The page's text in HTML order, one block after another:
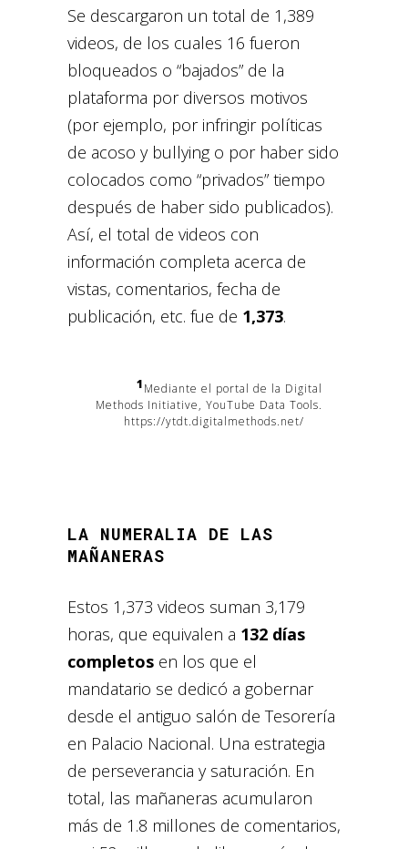
Se descargaron un total de 1,389
videos, de los cuales 16 fueron
bloqueados o “bajados” de la
plataforma por diversos motivos
(por ejemplo, por infringir políticas
de acoso y bullying o por haber sido
colocados como “privados” tiempo
después de haber sido publicados).
Así, el total de videos con
información completa acerca de
vistas, comentarios, fecha de
publicación, etc. fue de 1,373.
1Mediante el portal de la Digital
Methods Initiative, YouTube Data Tools.
https://ytdt.digitalmethods.net/
LA NUMERALIA DE LAS
MAÑANERAS
Estos 1,373 videos suman 3,179
horas, que equivalen a 132 días
completos en los que el
mandatario se dedicó a gobernar
desde el antiguo salón de Tesorería
en Palacio Nacional. Una estrategia
de perseverancia y saturación. En
total, las mañaneras acumularon
más de 1.8 millones de comentarios,